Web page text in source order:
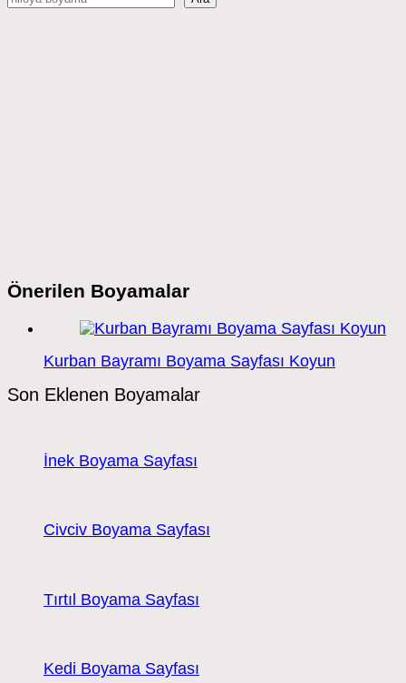
Önerilen Boyamalar
Kurban Bayramı Boyama Sayfası Koyun
Son Eklenen Boyamalar
İnek Boyama Sayfası
Civciv Boyama Sayfası
Tırtıl Boyama Sayfası
Kedi Boyama Sayfası